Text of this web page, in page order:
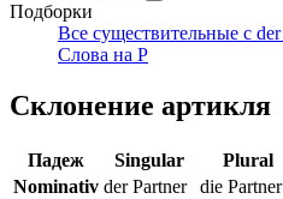
Подборки
Все существительные с der
Слова на P
Склонение артикля
Падеж Singular
Plural
Nominativ der Partner
die Partner